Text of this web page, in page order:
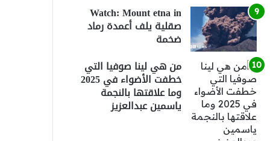
Watch: Mount etna in
صقلية يلف أعمدة رماد
ضخمة
من هي لينا صوفيا التي
خطفت الأضواء في 2025
وما علاقتها بالنجمة
ياسمين عبدالعزيز